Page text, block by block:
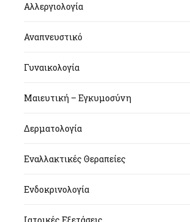
Αλλεργιολογία
Αναπνευστικό
Γυναικολογία
Μαιευτική – Εγκυμοσύνη
Δερματολογία
Εναλλακτικές Θεραπείες
Ενδοκρινολογία